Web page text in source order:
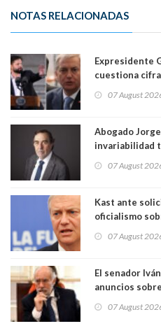
NOTAS RELACIONADAS
Expresidente
cuestiona
07 August
Abogado
invariabilidad
democracia”
07 August
Kast ante
oficialismo
07 August
El senador
anuncios
perseguir
07 August